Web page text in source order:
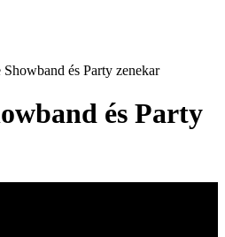
Showband és Party zenekar
és Party